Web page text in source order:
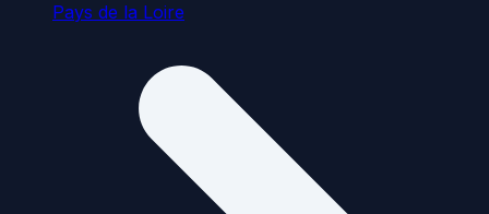
Pays de la Loire